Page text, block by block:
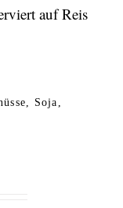
auf Reis
Soja,